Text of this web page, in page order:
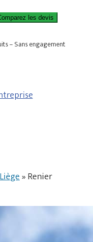
les devis
– Sans engagement
»Renier